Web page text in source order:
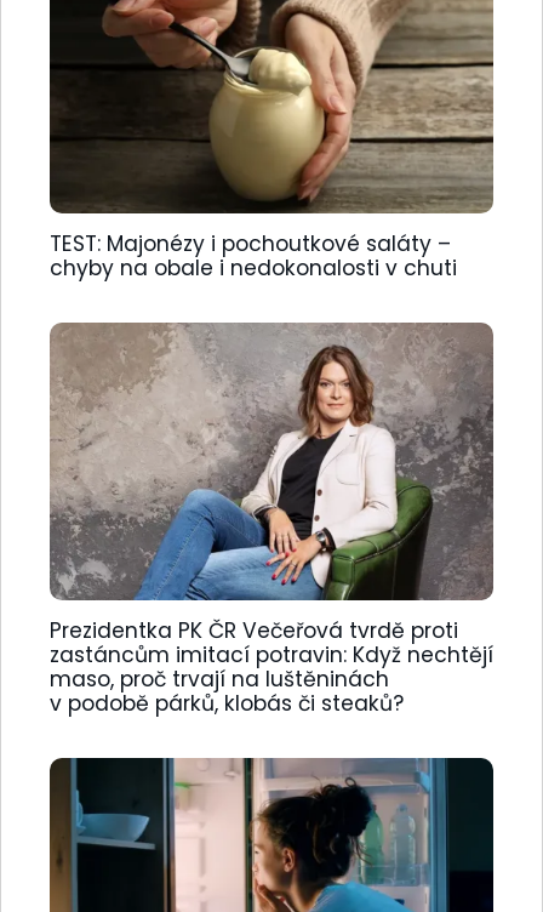
TEST: Majonézy i pochoutkové saláty –
chyby na obale i nedokonalosti v chuti
Prezidentka PK ČR Večeřová tvrdě proti
zastáncům imitací potravin: Když nechtějí
maso, proč trvají na luštěninách
v podobě párků, klobás či steaků?